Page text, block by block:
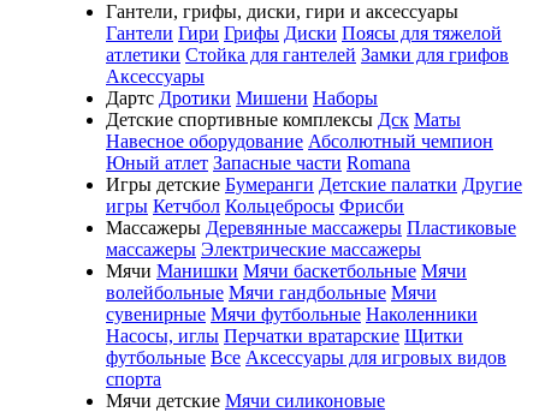
Гантели, грифы, диски, гири и аксессуары
Гантели Гири Грифы Диски Поясы для тяжелой
атлетики Стойка для гантелей Замки для грифов
Аксессуары
Дартс Дротики Мишени Наборы
Детские спортивные комплексы Дск Маты
Навесное оборудование Абсолютный чемпион
Юный атлет Запасные части Romana
Игры детские Бумеранги Детские палатки Другие
игры Кетчбол Кольцебросы Фрисби
Массажеры Деревянные массажеры Пластиковые
массажеры Электрические массажеры
Мячи Манишки Мячи баскетбольные Мячи
волейбольные Мячи гандбольные Мячи
сувенирные Мячи футбольные Наколенники
Насосы, иглы Перчатки вратарские Щитки
футбольные Все Аксессуары для игровых видов
спорта
Мячи детские Мячи силиконовые